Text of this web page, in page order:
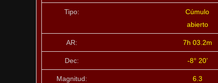
Tipo:
Cúmulo
abierto
AR: 7h 03.2m
Dec: -8° 20’
Magnitud: 6.3